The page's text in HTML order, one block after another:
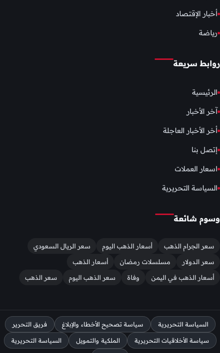
أخبار الإقتصاد
رياضة
روابط سريعة
الرئيسية
آخر الأخبار
أخر الأخبار العاجلة
إتصل بنا
اسعار العملات
السياسة التحريرية
وسوم شائعة
سعر الجرام الذهب أسعار الذهب اليوم
سعر الريال السعودي
سعر الدولار
مسلسلات رمضان
أسعار الذهب
أسعار الذهب في اليمن
وفاة سعر الذهب اليوم سعر الذهب
السياسة التحريرية سياسة تصحيح الأخطاء والإبلاغ فريق التحرير
سياسة الأخلاقيات التحريرية الملكية والتمويل السياسة التحريرية